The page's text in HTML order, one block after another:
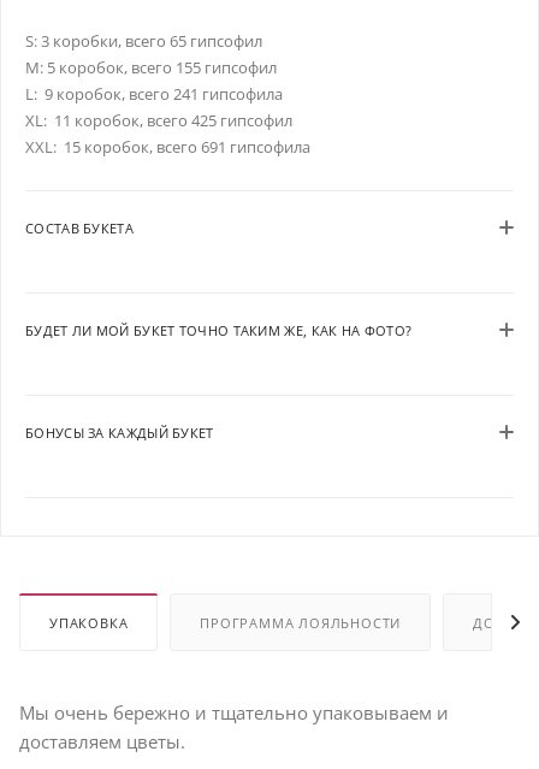
S: 3 коробки, всего 65 гипсофил
M: 5 коробок, всего 155 гипсофил
L: 9 коробок, всего 241 гипсофила
XL: 11 коробок, всего 425 гипсофил
XXL: 15 коробок, всего 691 гипсофила
СОСТАВ БУКЕТА
БУДЕТ ЛИ МОЙ БУКЕТ ТОЧНО ТАКИМ ЖЕ, КАК НА ФОТО?
БОНУСЫ ЗА КАЖДЫЙ БУКЕТ
УПАКОВКА ПРОГРАММА ЛОЯЛЬНОСТИ
Мы очень бережно и тщательно упаковываем и
доставляем цветы.